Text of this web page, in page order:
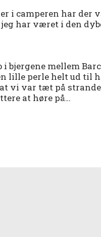
i camperen har
har været i den
bjergene mellem
lille perle helt ud til
vi var tæt på
at høre på…